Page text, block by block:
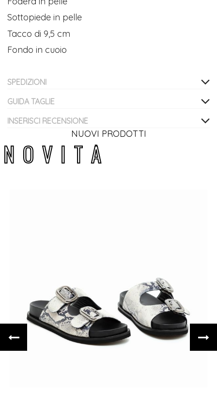
Sottopiede in pelle
Tacco di 9,5 cm
Fondo in cuoio
SPEDIZIONI
GUIDA TAGLIE
INSERISCI RECENSIONE
NUOVI PRODOTTI
N OV ITÀ